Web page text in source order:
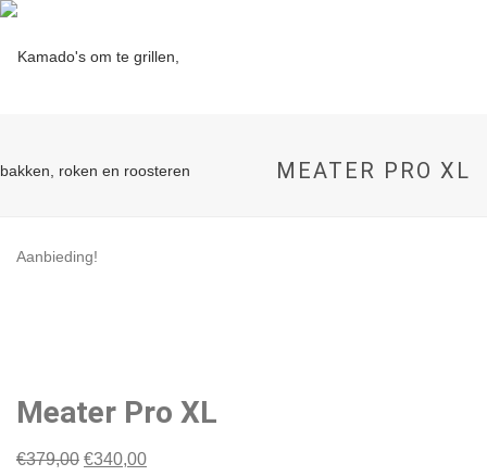
MEATER PRO XL
Aanbieding!
Meater Pro XL
€379,00 Oorspronkelijke
€340,00Huidige